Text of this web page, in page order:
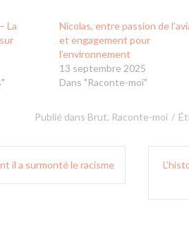
La
Nicolas, entre passion de
et engagement pour
l’environnement
13 septembre 2025
Dans "Raconte-moi"
Publié dans Brut, Raconte-moi
il a surmonté le racisme